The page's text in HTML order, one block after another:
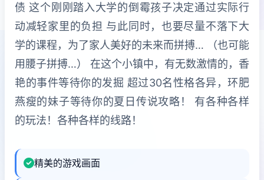
债 这个刚刚踏入大学的倒霉孩子决定通过实际行
动减轻家里的负担 与此同时，也要尽量不落下大
学的课程，为了家人美好的未来而拼搏… （也可能
用腰子拼搏…） 在这个小镇中，有无数激情的，香
艳的事件等待你的发掘 超过30名性格各异，环肥
燕瘦的妹子等待你的夏日传说攻略！ 有各种各样
的玩法！各种各样的线路！
精美的游戏画面